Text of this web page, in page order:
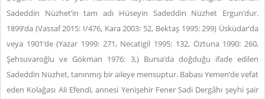
Sadeddin Nüzhet’in tam adı Hüseyin Sadeddin Nüzhet Ergun’dur.
1899’da (Vassaf 2015: I/476, Kara 2003: 52, Bektaş 1995: 299) Üsküdar’da
veya 1901’de (Yazar 1999: 271, Necatigil 1995: 132, Öztuna 1990: 260,
Şehsuvaroğlu ve Gökman 1976: 3,) Bursa’da doğduğu ifade edilen
Sadeddin Nüzhet, tanınmış bir aileye mensuptur. Babası Yemen’de vefat
eden Kolağası Ali Efendi, annesi Yenişehir Fener Sadi Dergâhı şeyhi şair